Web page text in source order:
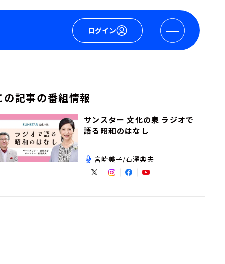
ログイン
の記事の番組情報
サンスター 文化の泉 ラジオで
語る昭和のはなし
宮崎美子/石澤典夫